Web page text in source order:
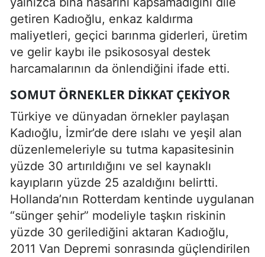
getiren Kadıoğlu, enkaz kaldırma
maliyetleri, geçici barınma giderleri, üretim
ve gelir kaybı ile psikososyal destek
harcamalarının da önlendiğini ifade etti.
SOMUT ÖRNEKLER DIKKAT ÇEKIYOR
Türkiye ve dünyadan örnekler paylaşan
Kadıoğlu, İzmir’de dere ıslahı ve yeşil alan
düzenlemeleriyle su tutma kapasitesinin
yüzde 30 artırıldığını ve sel kaynaklı
kayıpların yüzde 25 azaldığını belirtti.
Hollanda’nın Rotterdam kentinde uygulanan
“sünger şehir” modeliyle taşkın riskinin
yüzde 30 gerilediğini aktaran Kadıoğlu,
2011 Van Depremi sonrasında güçlendirilen